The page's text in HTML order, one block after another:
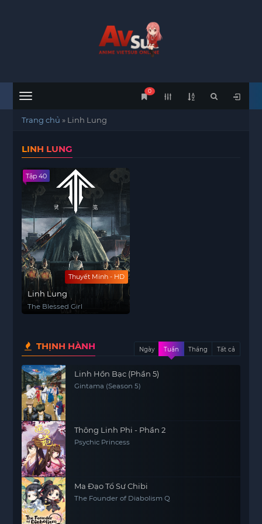
Menu
0
Trang chủ » Linh Lung
LINH LUNG
Thuyết Minh - HD
Tập 40
Linh Lung
The Blessed Girl
THỊNH HÀNH Ngày Tuần Tháng Tất cả
Linh Hồn Bạc (Phần 5)
Gintama (Season 5)
Thông Linh Phi - Phần 2
Psychic Princess
Ma Đạo Tổ Sư Chibi
The Founder of Diabolism Q